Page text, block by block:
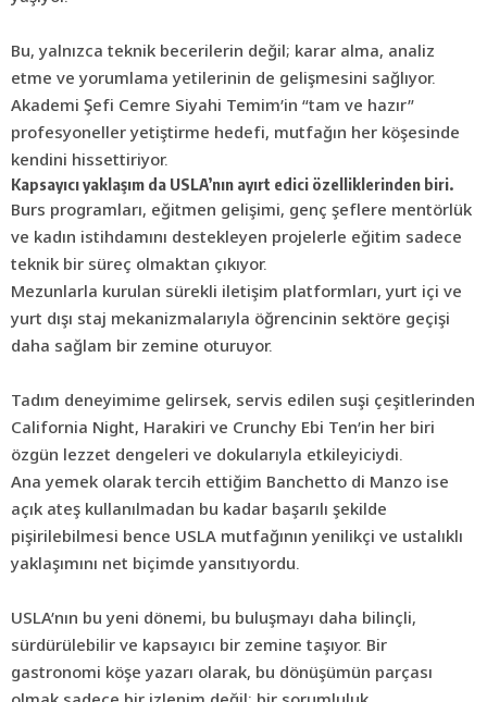
Bu, yalnızca teknik becerilerin değil; karar alma, analiz
etme ve yorumlama yetilerinin de gelişmesini sağlıyor.
Akademi Şefi Cemre Siyahi Temim’in “tam ve hazır”
profesyoneller yetiştirme hedefi, mutfağın her köşesinde
kendini hissettiriyor.
Kapsayıcı yaklaşım da USLA’nın ayırt edici özelliklerinden biri.
Burs programları, eğitmen gelişimi, genç şeflere mentörlük
ve kadın istihdamını destekleyen projelerle eğitim sadece
teknik bir süreç olmaktan çıkıyor.
Mezunlarla kurulan sürekli iletişim platformları, yurt içi ve
yurt dışı staj mekanizmalarıyla öğrencinin sektöre geçişi
daha sağlam bir zemine oturuyor.
Tadım deneyimime gelirsek, servis edilen suşi çeşitlerinden
California Night, Harakiri ve Crunchy Ebi Ten’in her biri
özgün lezzet dengeleri ve dokularıyla etkileyiciydi.
Ana yemek olarak tercih ettiğim Banchetto di Manzo ise
açık ateş kullanılmadan bu kadar başarılı şekilde
pişirilebilmesi bence USLA mutfağının yenilikçi ve ustalıklı
yaklaşımını net biçimde yansıtıyordu.
USLA’nın bu yeni dönemi, bu buluşmayı daha bilinçli,
sürdürülebilir ve kapsayıcı bir zemine taşıyor. Bir
gastronomi köşe yazarı olarak, bu dönüşümün parçası